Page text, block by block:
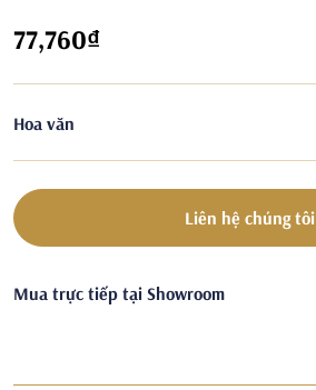
77,760₫
Hoa văn
Liên hệ chúng tôi
Mua trực tiếp tại Showroom